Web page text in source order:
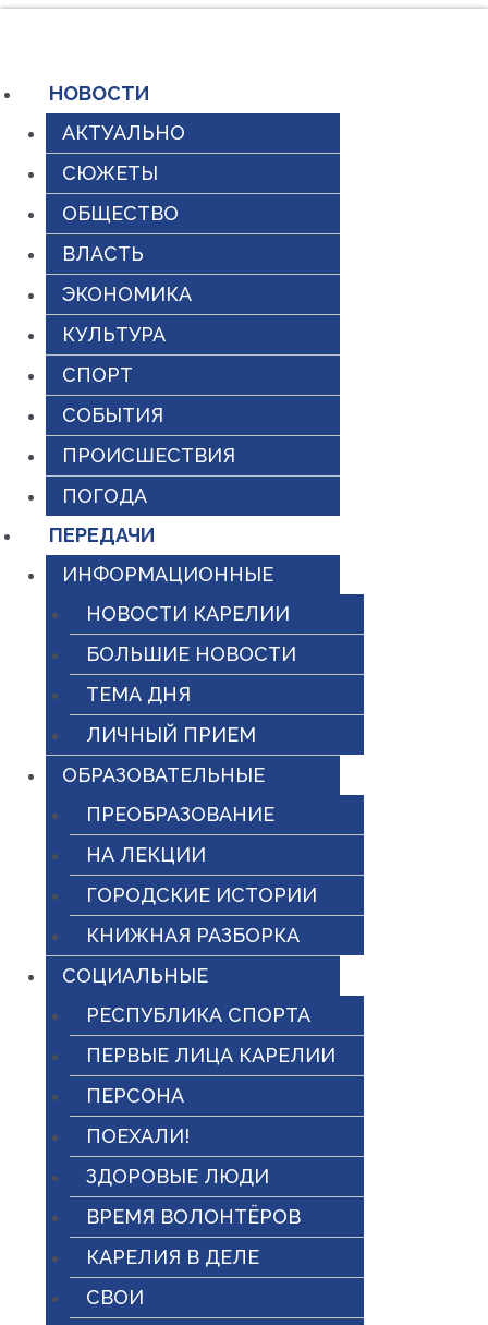
содержимому
НОВОСТИ
АКТУАЛЬНО
СЮЖЕТЫ
ОБЩЕСТВО
ВЛАСТЬ
ЭКОНОМИКА
КУЛЬТУРА
СПОРТ
СОБЫТИЯ
ПРОИСШЕСТВИЯ
ПОГОДА
ПЕРЕДАЧИ
ИНФОРМАЦИОННЫЕ
НОВОСТИ КАРЕЛИИ
БОЛЬШИЕ НОВОСТИ
ТЕМА ДНЯ
ЛИЧНЫЙ ПРИЕМ
ОБРАЗОВАТЕЛЬНЫЕ
ПРЕОБРАЗОВАНИЕ
НА ЛЕКЦИИ
ГОРОДСКИЕ ИСТОРИИ
КНИЖНАЯ РАЗБОРКА
СОЦИАЛЬНЫЕ
РЕСПУБЛИКА СПОРТА
ПЕРВЫЕ ЛИЦА КАРЕЛИИ
ПЕРСОНА
ПОЕХАЛИ!
ЗДОРОВЫЕ ЛЮДИ
ВРЕМЯ ВОЛОНТЁРОВ
КАРЕЛИЯ В ДЕЛЕ
СВОИ